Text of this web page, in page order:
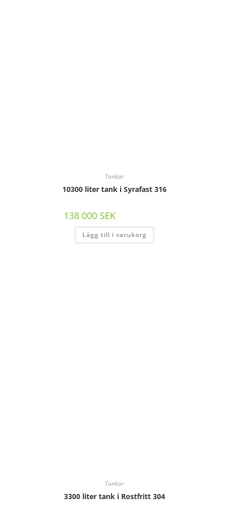
Tankar
10300 liter tank i Syrafast 316
138 000 SEK
Lägg till i varukorg
Tankar
3300 liter tank i Rostfritt 304